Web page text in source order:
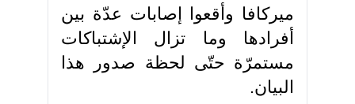
ميركافا وأقعوا إصابات عدّة بين
أفرادها وما تزال الإشتباكات
مستمرّة حتّى لحظة صدور هذا
البيان.